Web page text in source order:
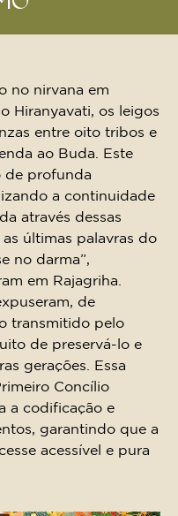
no nirvana em
Hiranyavati, os leigos
entre oito tribos e
ao Buda. Este
de profunda
a continuidade
através dessas
últimas palavras do
no darma”,
em Rajagriha.
de
transmitido pelo
de preservá-lo e
gerações. Essa
Concílio
a codificação e
garantindo que a
acessível e pura